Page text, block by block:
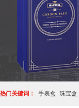
热门关键词： 手表盒 珠宝盒